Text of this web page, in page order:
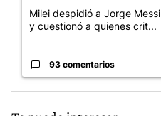
Milei despidió a Jorge Messi
y cuestionó a quienes crit...
93 comentarios